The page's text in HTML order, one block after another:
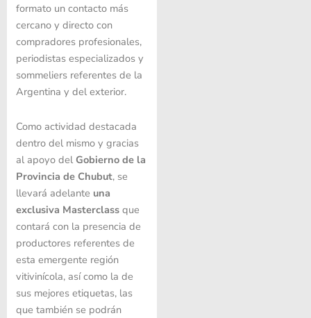
formato un contacto más
cercano y directo con
compradores profesionales,
periodistas especializados y
sommeliers referentes de la
Argentina y del exterior.
Como actividad destacada
dentro del mismo y gracias
al apoyo del Gobierno de la
Provincia de Chubut, se
llevará adelante una
exclusiva Masterclassque
contará con la presencia de
productores referentes de
esta emergente región
vitivinícola, así como la de
sus mejores etiquetas, las
que también se podrán